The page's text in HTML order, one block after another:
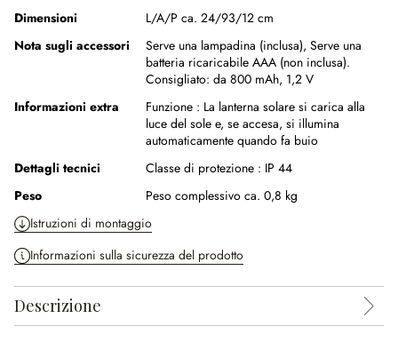
Dimensioni
L/A/P ca. 24/93/12 cm
Nota sugli accessori
Serve una lampadina (inclusa), Serve una
batteria ricaricabile AAA (non inclusa).
Consigliato: da 800 mAh, 1,2 V
Informazioni extra
Funzione : La lanterna solare si carica alla
luce del sole e, se accesa, si illumina
automaticamente quando fa buio
Dettagli tecnici
Classe di protezione : IP 44
Peso
Peso complessivo ca. 0,8 kg
Istruzioni di montaggio
Informazioni sulla sicurezza del prodotto
Descrizione